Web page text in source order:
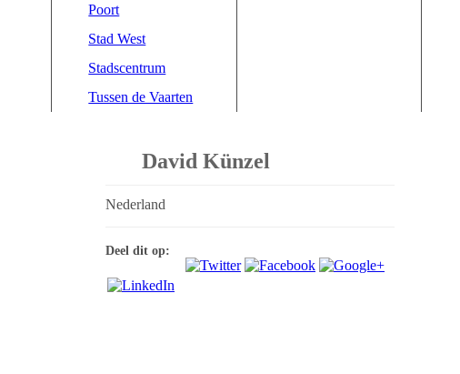
Poort
Stad West
Stadscentrum
Tussen de Vaarten
David Künzel
Nederland
Deel dit op: